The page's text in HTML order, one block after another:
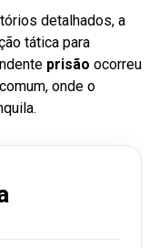
detalhados, a
tática para
prisão ocorreu
onde o